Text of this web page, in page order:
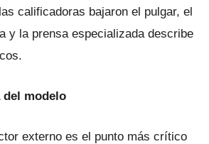
calificadoras bajaron el pulgar, el
y la prensa especializada describe
del modelo
externo es el punto más crítico